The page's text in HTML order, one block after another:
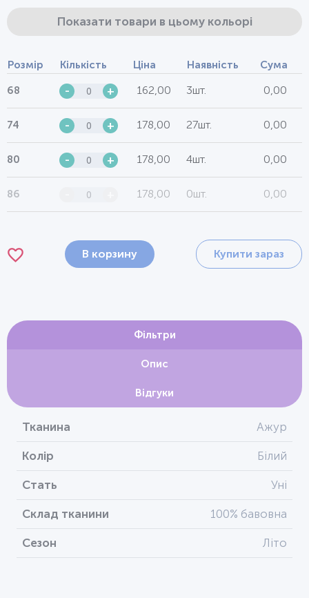
Показати товари в цьому кольорі
Розмір Кількість Ціна Наявність Сума
68 - + 162,00 3шт. 0,00
74 - + 178,00 27шт. 0,00
80 - + 178,00 4шт. 0,00
86 178,00 0шт. 0,00
В корзину Купити зараз
Фільтри
Опис
Відгуки
Тканина Ажур
Колір Білий
Стать Уні
Склад тканини 100% бавовна
Сезон Літо